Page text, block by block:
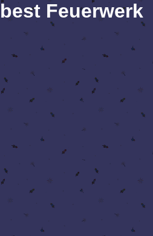
best Feuerwerk